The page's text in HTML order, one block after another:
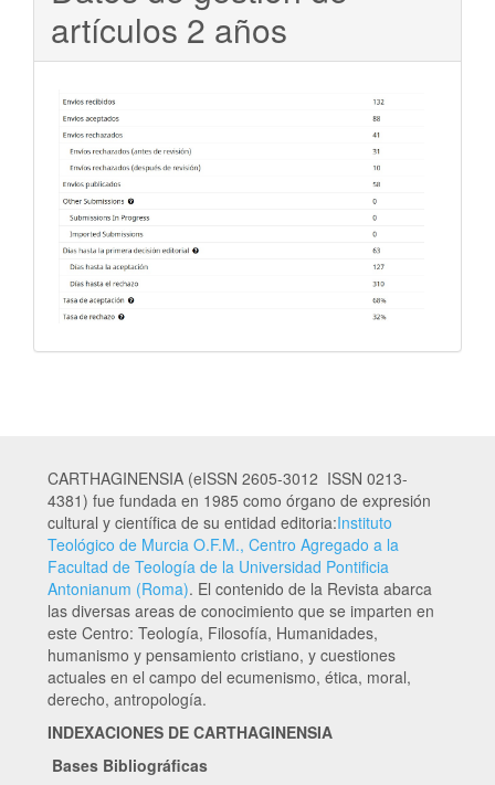
artículos 2 años
CARTHAGINENSIA (eISSN 2605-3012 ISSN 0213-
4381) fue fundada en 1985 como órgano de expresión
cultural y científica de su entidad editoria:Instituto
Teológico de Murcia O.F.M., Centro Agregado a la
Facultad de Teología de la Universidad Pontificia
Antonianum (Roma). El contenido de la Revista abarca
las diversas areas de conocimiento que se imparten en
este Centro: Teología, Filosofía, Humanidades,
humanismo y pensamiento cristiano, y cuestiones
actuales en el campo del ecumenismo, ética, moral,
derecho, antropología.
INDEXACIONES DE CARTHAGINENSIA
Bases Bibliográficas